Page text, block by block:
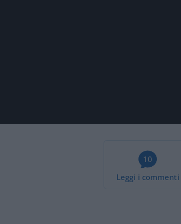
10
Leggi i commenti